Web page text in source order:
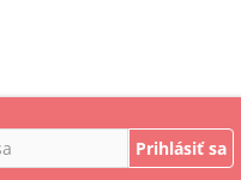
Prihlásiť sa